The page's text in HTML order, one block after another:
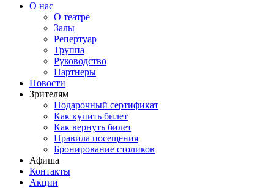
О нас
О театре
Залы
Репертуар
Труппа
Руководство
Партнеры
Новости
Зрителям
Подарочный сертификат
Как купить билет
Как вернуть билет
Правила посещения
Бронирование столиков
Афиша
Контакты
Акции